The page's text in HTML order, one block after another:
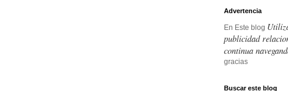
Advertencia
En Este blog
publicidad
continua
gracias
Buscar este blog